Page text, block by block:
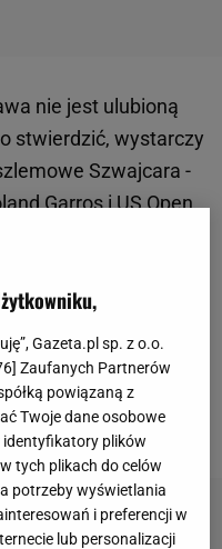
nie jest ulubioną
stwierdzić, wystarczy
Szwajcara -
Garros iUS Open,
to jedynie
rozpoczęciem
uchodził więc za
ale to, co stało
śmiało można
Gazeta.pl sp. z o.o.
] Zaufanych Partnerów
powiązaną z
Twoje dane osobowe
identyfikatory plików
tych plikach do celów
potrzeby wyświetlania
i preferencji w
lub personalizacji